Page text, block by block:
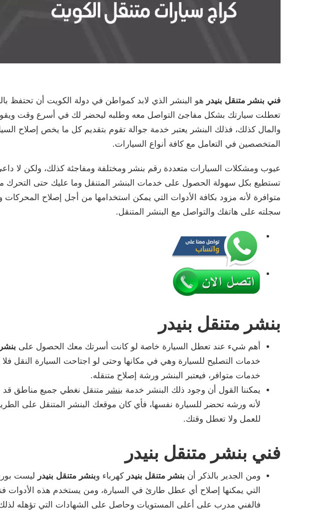
فني بنشر متنقل بنيدر هو البنشر الذي لابد كمواطن في دولة الكويت أن تحتفظ
تعطلت سيارتك بشكل مفاجئ التواصل معه وطلبه ليحضر لك في أسرع وقت ويقوم
والمال كذلك، فذلك البنشر يعتبر خدمة جوالة تقوم بتقديم كل ما يخص إصلاح
المتخصصين في التعامل مع كافة أنواع السيارات.
عيوب ومشكلات السيارات متعددة رقم بنشر ومختلفة ومفاجئة كذلك، ولكن لا
تستطيع بكل سهولة الحصول على خدمات البنشر المتنقل وما عليك حتى
متوافرة لأنه مزود بكافة الأدوات التي يمكن استخدامها من أجل إصلاح
سجلته على هاتفك والتواصل مع البنشر المتنقل.
بنشر متنقل بنيدر
أهم شيء عند تعطل السيارة خاصة لو كانت أسرتك معك الحصول على
خدمات التصليح للسيارة وهي في مكانها وحتى لو اجتاحت السيارة
خدمات متوافر، فيعتبر البنشر ورشة إصلاح متنقله.
يمكننا القول أن وجود ذلك البنشر خدمة بنشر متنقل نغطي جميع مناطق قد
لأنه ورشه تحضر للسيارة نفسها، فأي كان موقعك البنشر المتنقل على
للعمل ولا تعطل وقتك.
فني بنشر متنقل بنيدر
ومن الجدير بالذكر أن بنشر متنقل بنيدر كهرباء وبنشر متنقل بنيدر ليست
التي يمكنها إصلاح أي عطل طارئ في السيارة، ومن يستخدم هذه الأدوات
فالفني مدرب على أعلى المستويات وحاصل على الشهادات التي تؤهله